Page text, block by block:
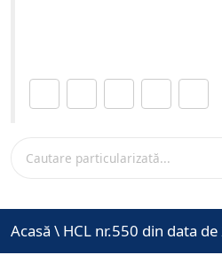
Acasă \ HCL nr.550 din data